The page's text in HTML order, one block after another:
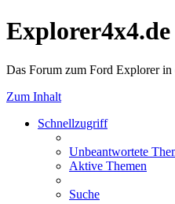
Explorer4x4.de
Das Forum zum Ford Explorer in
Zum Inhalt
Schnellzugriff
Unbeantwortete
Aktive Themen
Suche